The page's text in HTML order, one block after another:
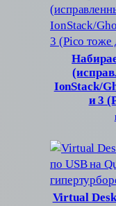
IonStack/
и 3
Virtual